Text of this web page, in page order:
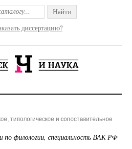
Найти
диссертацию?
типологическое и сопоставительное
по филологии, специальность ВАК РФ